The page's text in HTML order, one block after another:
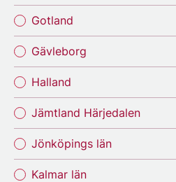
Gotland
Gävleborg
Halland
Jämtland Härjedalen
Jönköpings län
Kalmar län